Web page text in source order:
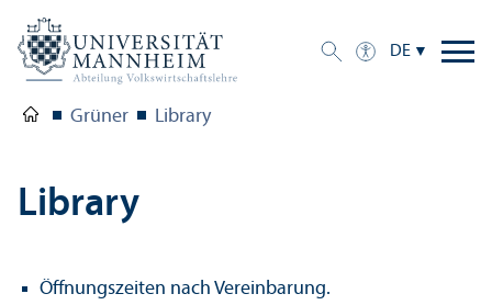
DE
Grüner Library
Library
Öffnungs­zeiten nach Vereinbarung.